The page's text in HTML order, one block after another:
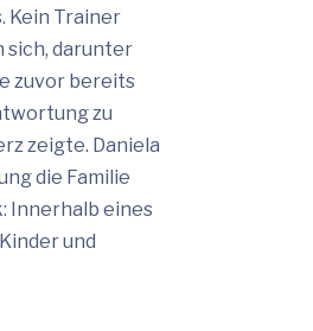
Kein Trainer
sich, darunter
zuvor bereits
zu
zeigte. Daniela
die Familie
Innerhalb eines
und